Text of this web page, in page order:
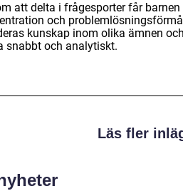
att delta i frågesporter får
och
kunskap inom olika ämnen
snabbt och analytiskt.
Läs fler